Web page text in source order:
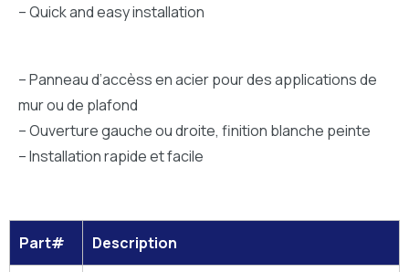
– Quick and easy installation
– Panneau d’accèss en acier pour des applications de
mur ou de plafond
– Ouverture gauche ou droite, finition blanche peinte
– Installation rapide et facile
Part#
Description